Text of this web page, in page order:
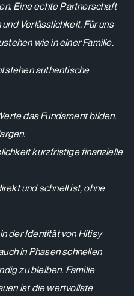
Eine echte Partnerschaft
Verlässlichkeit. Für uns
wie in einer Familie.
authentische
das Fundament bilden,
kurzfristige finanzielle
und schnell ist, ohne
der Identität von Hitisy
in Phasen schnellen
zu bleiben. Familie
ist die wertvollste